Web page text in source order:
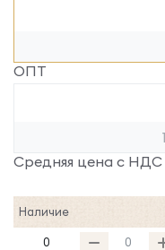
ОПТ
Средняя цена с НДС
Наличие
0